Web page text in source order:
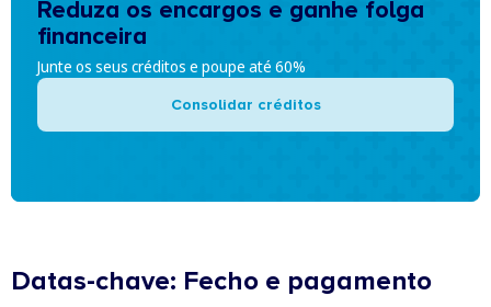
Reduza os encargos e ganhe folga
financeira
Junte os seus créditos e poupe até 60%
Consolidar créditos
Datas-chave: Fecho e pagamento